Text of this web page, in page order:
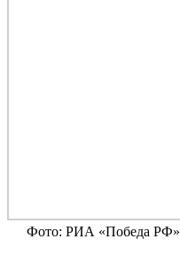
Фото: РИА «Победа РФ»